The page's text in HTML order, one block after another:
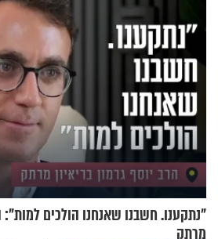
"נתקענו. חשבנו שאנחנו הולכים למות":
מרתק